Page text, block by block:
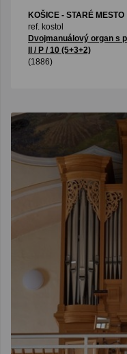
KOŠICE - STARÉ MESTO
ref. kostol
Dvojmanuálový organ s
II / P / 10 (5+3+2)
(1886)